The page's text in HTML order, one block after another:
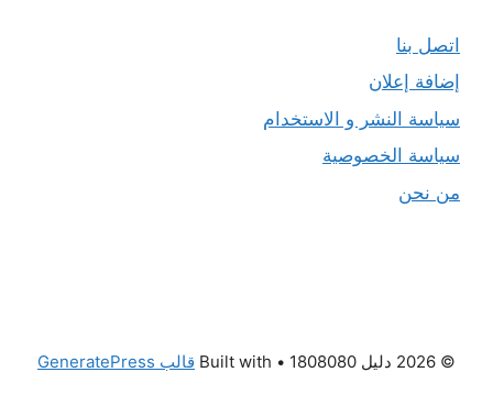
اتصل بنا
إضافة إعلان
سياسة النشر و الاستخدام
سياسة الخصوصية
من نحن
© 2026 دليل 1808080 • Built with قالب GeneratePress